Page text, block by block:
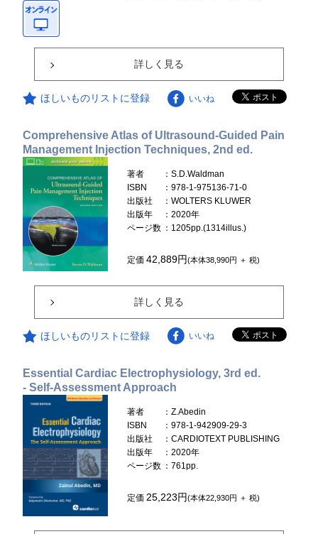
詳しく見る
ほしいものリストに登録 いいね
Comprehensive Atlas of Ultrasound-Guided Pain
Management Injection Techniques, 2nd ed.
著者
：S.D.Waldman
ISBN
：978-1-975136-71-0
出版社
：WOLTERS KLUWER
出版年
：2020年
ページ数 ：1205pp.(1314illus.)
定価42,889円(本体38,990円 ＋ 税)
詳しく見る
ほしいものリストに登録 いいね
Essential Cardiac Electrophysiology, 3rd ed.
- Self-Assessment Approach
著者
：Z.Abedin
ISBN
：978-1-942909-29-3
出版社
：CARDIOTEXT PUBLISHING
出版年
：2020年
ページ数 ：761pp.
定価 25,223円(本体22,930円 ＋ 税)